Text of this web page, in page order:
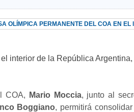
interior de la República
COA, Mario Moccia, junto al
Boggiano, permitirá